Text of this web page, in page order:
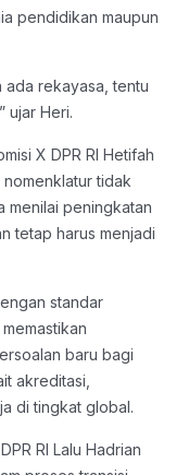
pendidikan maupun
ada rekayasa, tentu
ujar Heri.
X DPR RI Hetifah
tidak
menilai peningkatan
tetap harus menjadi
standar
baru bagi
akreditasi,
di tingkat global.
RI Lalu Hadrian